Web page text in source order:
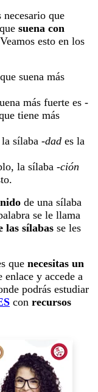
necesario que
suena con
esto en los
suena más
más fuerte es -
tiene más
sílaba -dad es la
la sílaba -ción
de una sílaba
se le llama
las sílabas se les
que necesitas un
enlace y accede a
podrás estudiar
con recursos